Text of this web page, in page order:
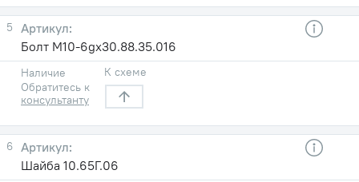
5
Болт М10-6gх30.88.35.016
Наличие
Обратитесь к
консультанту
К схеме
6
Шайба 10.65Г.06